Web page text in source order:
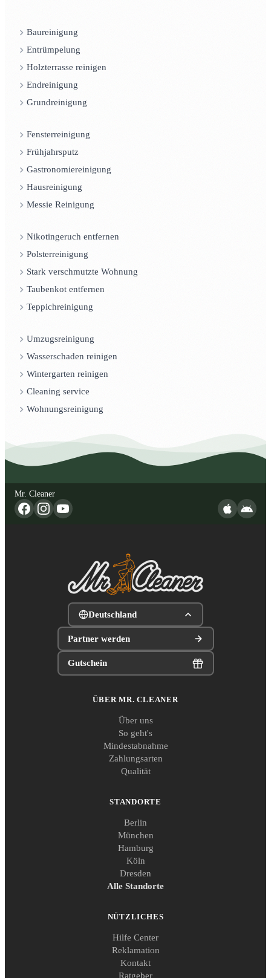
Baureinigung
Entrümpelung
Holzterrasse reinigen
Endreinigung
Grundreinigung
Fensterreinigung
Frühjahrsputz
Gastronomiereinigung
Hausreinigung
Messie Reinigung
Nikotingeruch entfernen
Polsterreinigung
Stark verschmutzte Wohnung
Taubenkot entfernen
Teppichreinigung
Umzugsreinigung
Wasserschaden reinigen
Wintergarten reinigen
Cleaning service
Wohnungsreinigung
Mr. Cleaner
Deutschland
Partner werden
Gutschein
ÜBER MR. CLEANER
Über uns
So geht's
Mindestabnahme
Zahlungsarten
Qualität
STANDORTE
Berlin
München
Hamburg
Köln
Dresden
Alle Standorte
NÜTZLICHES
Hilfe Center
Reklamation
Kontakt
Ratgeber